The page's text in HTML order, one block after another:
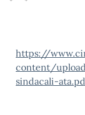
https://
content/
sindacali-